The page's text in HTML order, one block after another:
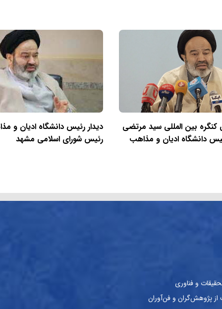
بین المللی سید مرتضی
دانشگاه ادیان و مذاهب
دیدار رئیس دانشگاه ادیان و
رئیس شورای اسلامی مشهد
و فناوری
پژوهش‌گران و فن‌آوران